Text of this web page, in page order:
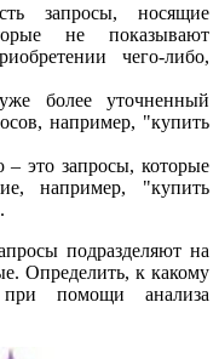
запросы, носящие
не показывают
чего-либо,
более уточненный
например, "купить
– это запросы, которые
например, "купить
подразделяют на
Определить, к какому
помощи анализа